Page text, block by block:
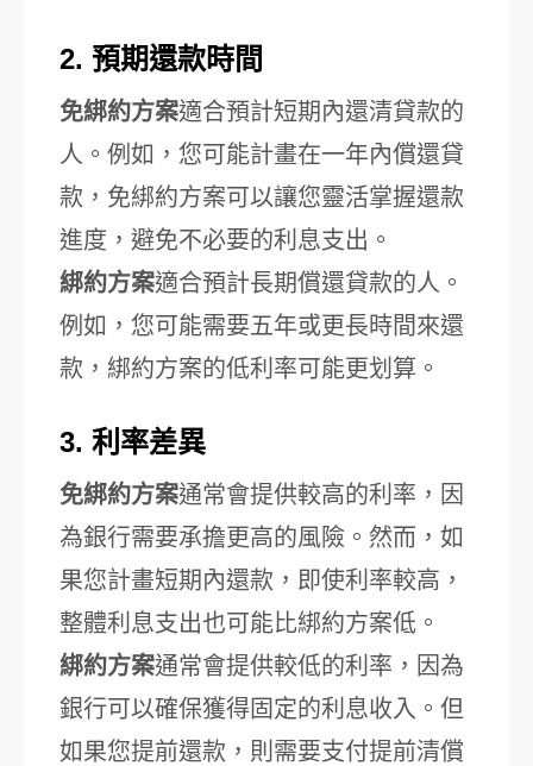
2. 預期還款時間
免綁約方案適合預計短期內還清貸款的
人。例如，您可能計畫在一年內償還貸
款，免綁約方案可以讓您靈活掌握還款
進度，避免不必要的利息支出。
綁約方案適合預計長期償還貸款的人。
例如，您可能需要五年或更長時間來還
款，綁約方案的低利率可能更划算。
3. 利率差異
免綁約方案通常會提供較高的利率，因
為銀行需要承擔更高的風險。然而，如
果您計畫短期內還款，即使利率較高，
整體利息支出也可能比綁約方案低。
綁約方案通常會提供較低的利率，因為
銀行可以確保獲得固定的利息收入。但
如果您提前還款，則需要支付提前清償